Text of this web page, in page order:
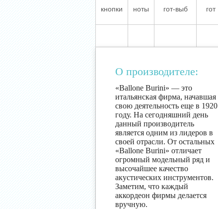
кнопки ноты гот-выб гот
О производителе:
«Ballone Burini» — это
итальянская фирма, начавшая
свою деятельность еще в 1920
году. На сегодняшний день
данный производитель
является одним из лидеров в
своей отрасли. От остальных
«Ballone Burini» отличает
огромный модельный ряд и
высочайшее качество
акустических инструментов.
Заметим, что каждый
аккордеон фирмы делается
вручную.